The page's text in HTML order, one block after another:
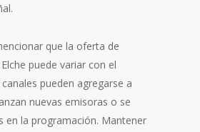
que la oferta de
puede variar con el
pueden agregarse a
nuevas emisoras o se
en la programación. Mantener